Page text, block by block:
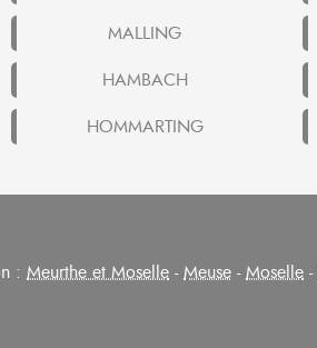
MALLING
HAMBACH
HOMMARTING
: Meurthe et Moselle -Meuse -Moselle -